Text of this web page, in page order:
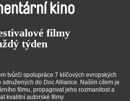
kino
filmy
týden
tvůrčí spolupráce 7 klíčových evropských
do Doc Alliance. Naším cílem je
filmu, propagovat jeho rozmanitost a
kvalitní autorské filmy.